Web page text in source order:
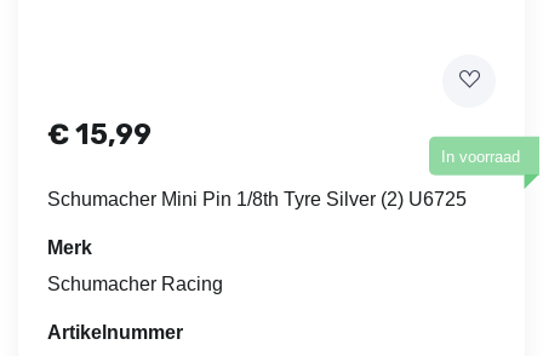
€15,99
In voorraad
Schumacher Mini Pin 1/8th Tyre Silver (2) U6725
Merk
Schumacher Racing
Artikelnummer